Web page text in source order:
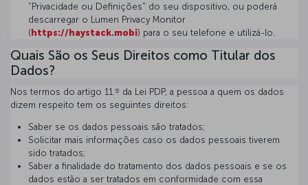
"Privacidade ou Definições" do seu dispositivo, ou poderá
descarregar o Lumen Privacy Monitor
(https://haystack.mobi) para o seu telefone e utilizá-lo.
Quais São os Seus Direitos como Titular dos
Dados?
Nos termos do artigo 11.º da Lei PDP, a pessoa a quem os dados
dizem respeito tem os seguintes direitos:
Saber se os dados pessoais são tratados;
Solicitar mais informações caso os dados pessoais tiverem
sido tratados;
Saber a finalidade do tratamento dos dados pessoais e se os
dados estão a ser tratados em conformidade com essa